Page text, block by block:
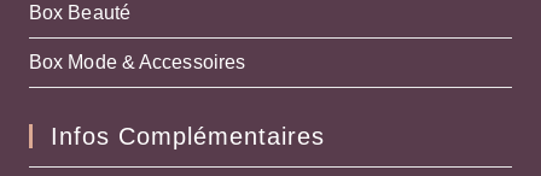
Box Beauté
Box Mode & Accessoires
Infos Complémentaires